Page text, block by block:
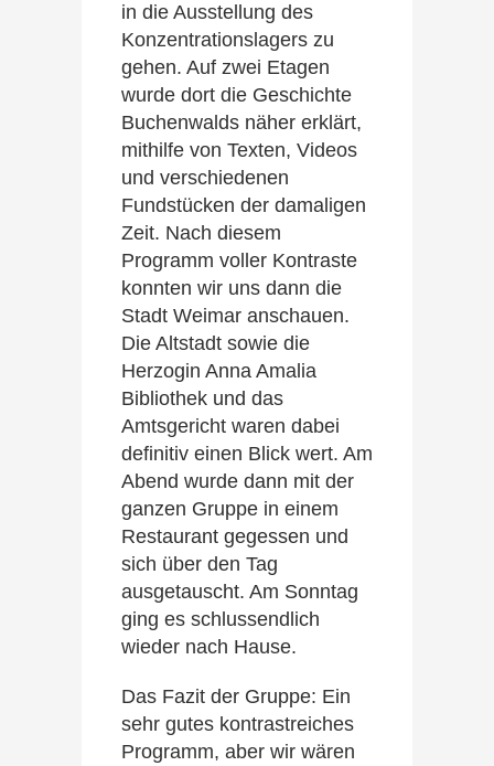
in die Ausstellung des
Konzentrationslagers zu
gehen. Auf zwei Etagen
wurde dort die Geschichte
Buchenwalds näher erklärt,
mithilfe von Texten, Videos
und verschiedenen
Fundstücken der damaligen
Zeit. Nach diesem
Programm voller Kontraste
konnten wir uns dann die
Stadt Weimar anschauen.
Die Altstadt sowie die
Herzogin Anna Amalia
Bibliothek und das
Amtsgericht waren dabei
definitiv einen Blick wert. Am
Abend wurde dann mit der
ganzen Gruppe in einem
Restaurant gegessen und
sich über den Tag
ausgetauscht. Am Sonntag
ging es schlussendlich
wieder nach Hause.
Das Fazit der Gruppe: Ein
sehr gutes kontrastreiches
Programm, aber wir wären